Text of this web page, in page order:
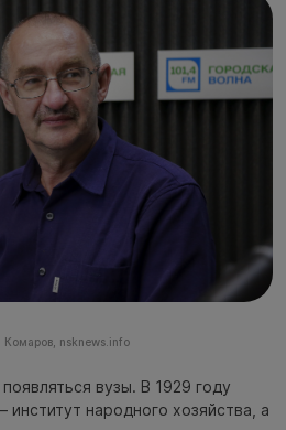
Комаров, nsknews.info
вузы. В 1929 году
народного хозяйства, а